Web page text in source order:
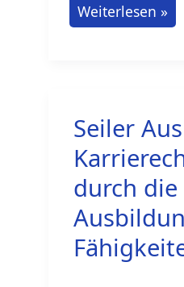
Ausbildung
zum
Weiterlesen »
Seiler
durch